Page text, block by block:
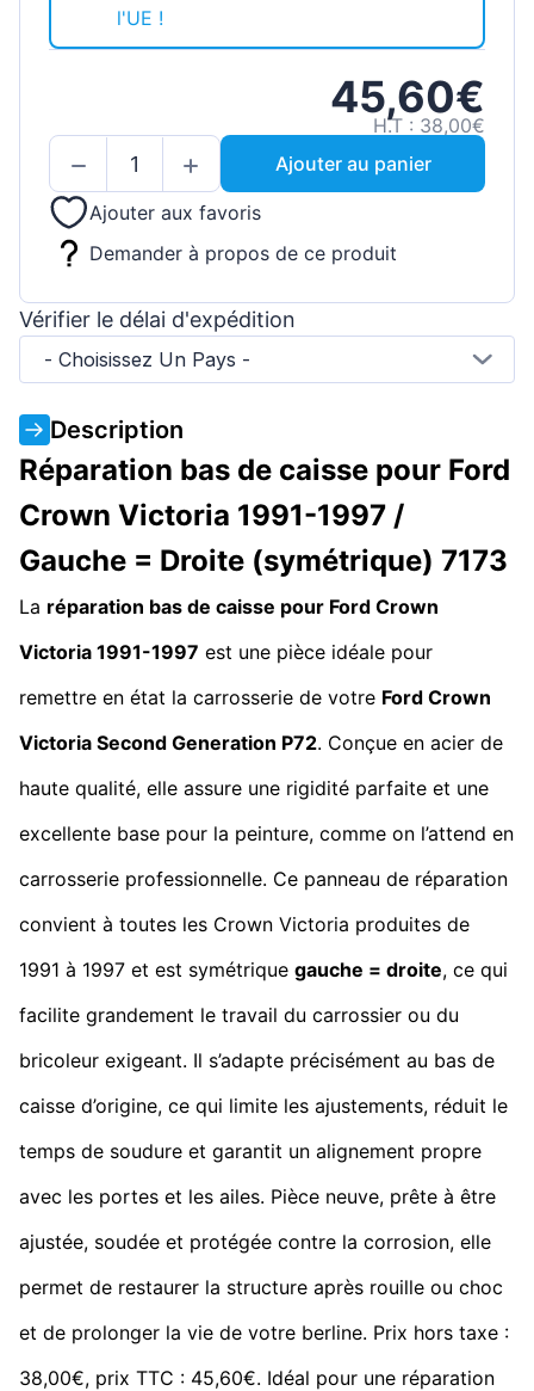
l'UE !
45,60€
H.T : 38,00€
Ajouter au panier
Ajouter aux favoris
Demander à propos de ce produit
Vérifier le délai d'expédition
- Choisissez Un Pays -
Description
Réparation bas de caisse pour Ford
Crown Victoria 1991-1997 /
Gauche = Droite (symétrique) 7173
La réparation bas de caisse pour Ford Crown
Victoria 1991-1997 est une pièce idéale pour
remettre en état la carrosserie de votre Ford Crown
Victoria Second Generation P72. Conçue en acier de
haute qualité, elle assure une rigidité parfaite et une
excellente base pour la peinture, comme on l’attend en
carrosserie professionnelle. Ce panneau de réparation
convient à toutes les Crown Victoria produites de
1991 à 1997 et est symétrique gauche = droite, ce qui
facilite grandement le travail du carrossier ou du
bricoleur exigeant. Il s’adapte précisément au bas de
caisse d’origine, ce qui limite les ajustements, réduit le
temps de soudure et garantit un alignement propre
avec les portes et les ailes. Pièce neuve, prête à être
ajustée, soudée et protégée contre la corrosion, elle
permet de restaurer la structure après rouille ou choc
et de prolonger la vie de votre berline. Prix hors taxe :
38,00€, prix TTC : 45,60€. Idéal pour une réparation